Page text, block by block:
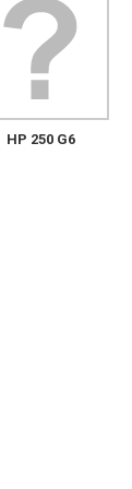
HP 250 G6